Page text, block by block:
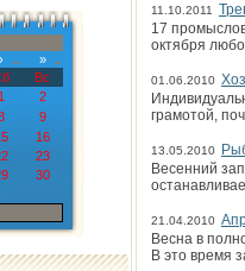
›
»
Вс
1
2
9
16
23
30
11.10.2011
17
октября
01.06.2010
грамотой,
13.05.2010
Весенний
21.04.2010
Весна в
В это время